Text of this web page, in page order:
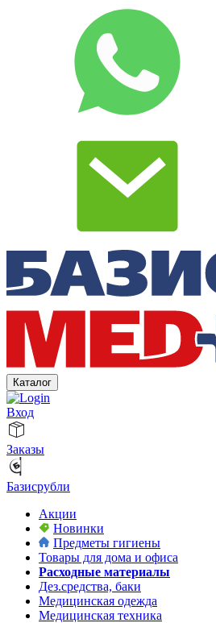
Каталог
Вход
Заказы
Базисрубли
Акции
Новинки
Предметы гигиены
Товары для дома и офиса
Расходные материалы
Дез.средства, баки
Медицинская одежда
Медицинская техника